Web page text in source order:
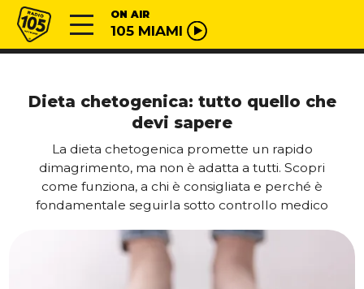
Vai al contenuto
Radio 105 ON AIR
105 MIAMI
Dieta chetogenica: tutto quello che
devi sapere
La dieta chetogenica promette un rapido
dimagrimento, ma non è adatta a tutti. Scopri
come funziona, a chi è consigliata e perché è
fondamentale seguirla sotto controllo medico